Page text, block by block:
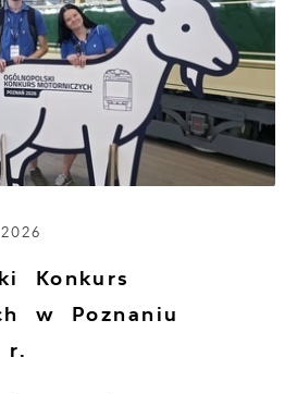
Konkurs
w Poznaniu
r.